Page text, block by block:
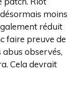
moins
réduit
faire preuve de
observés,
Cela devrait